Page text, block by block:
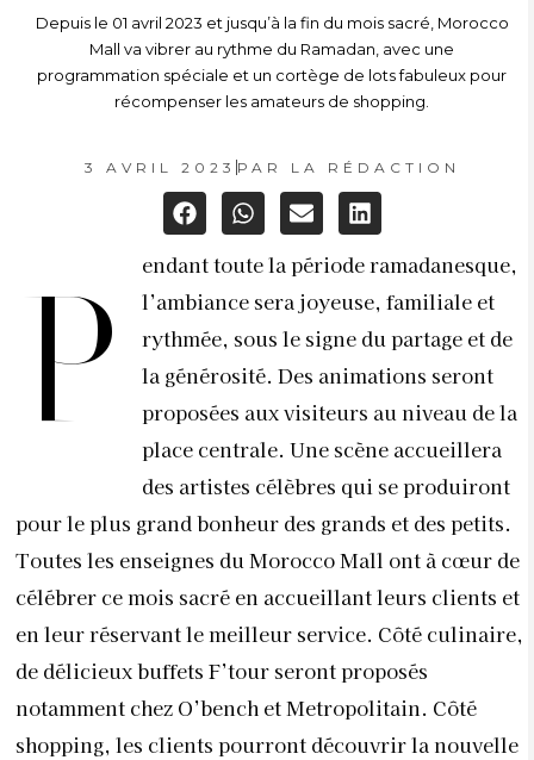
Depuis le 01 avril 2023 et jusqu’à la fin du mois sacré, Morocco
Mall va vibrer au rythme du Ramadan, avec une
programmation spéciale et un cortège de lots fabuleux pour
récompenser les amateurs de shopping.
3 AVRIL 2023 PAR LA RÉDACTION
P
endant toute la période ramadanesque,
l’ambiance sera joyeuse, familiale et
rythmée, sous le signe du partage et de
la générosité. Des animations seront
proposées aux visiteurs au niveau de la
place centrale. Une scène accueillera
des artistes célèbres qui se produiront
pour le plus grand bonheur des grands et des petits.
Toutes les enseignes du Morocco Mall ont à cœur de
célébrer ce mois sacré en accueillant leurs clients et
en leur réservant le meilleur service. Côté culinaire,
de délicieux buffets F’tour seront proposés
notamment chez O’bench et Metropolitain. Côté
shopping, les clients pourront découvrir la nouvelle